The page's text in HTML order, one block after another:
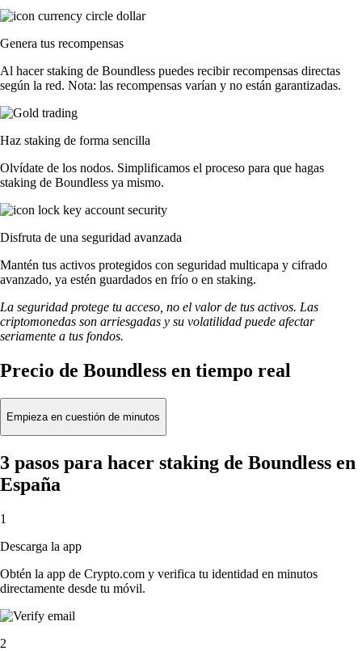
Genera tus recompensas
Al hacer staking de Boundless puedes recibir recompensas directas
según la red. Nota: las recompensas varían y no están garantizadas.
Haz staking de forma sencilla
Olvídate de los nodos. Simplificamos el proceso para que hagas
staking de Boundless ya mismo.
Disfruta de una seguridad avanzada
Mantén tus activos protegidos con seguridad multicapa y cifrado
avanzado, ya estén guardados en frío o en staking.
La seguridad protege tu acceso, no el valor de tus activos. Las
criptomonedas son arriesgadas y su volatilidad puede afectar
seriamente a tus fondos.
Precio de Boundless en tiempo real
Empieza en cuestión de minutos
3 pasos para hacer staking de Boundless en
España
1
Descarga la app
Obtén la app de Crypto.com y verifica tu identidad en minutos
directamente desde tu móvil.
2